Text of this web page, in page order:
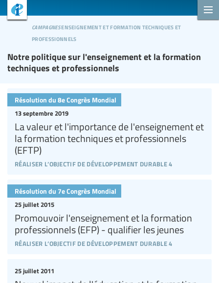
Notre politique sur l'enseignement et la formation
techniques et professionnels
campagnesenseignement et formation techniques et
professionnels
réaliser l’objectif de développement durable 4
13 septembre 2019
La valeur et l'importance de l'enseignement et
la formation techniques et professionnels
(EFTP)
Résolution du 8e Congrès Mondial
réaliser l’objectif de développement durable 4
25 juillet 2015
Promouvoir l'enseignement et la formation
professionnels (EFP) - qualifier les jeunes
Résolution du 7e Congrès Mondial
25 juillet 2011